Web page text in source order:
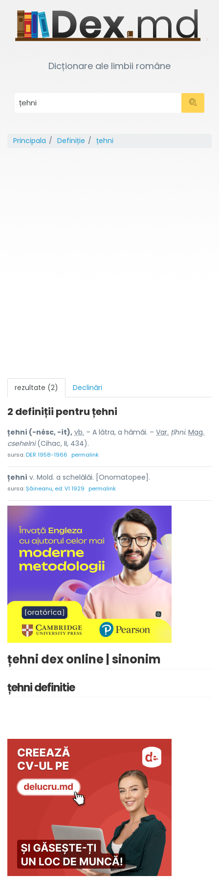
Dicționare ale limbii române
Principala Definiție țehni
rezultate (2) Declinări
2 definiții pentruțehni
țehní (-nésc, -ít), vb. – A lătra, a hămăi. – Var. țîhni. Mag.
csehelni(Cihac, II, 434).
sursa:DER 1958-1966 permalink
țehnì v. Mold. a schelălăi. [Onomatopee].
sursa:Șăineanu, ed. VI 1929 permalink
țehni dex online | sinonim
țehni definitie